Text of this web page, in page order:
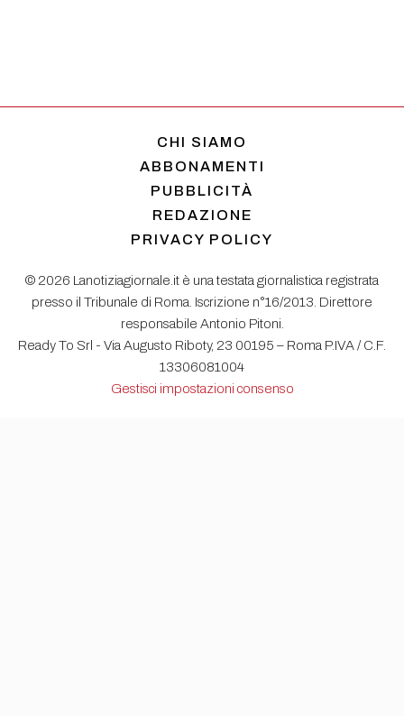
CHI SIAMO
ABBONAMENTI
PUBBLICITÀ
REDAZIONE
PRIVACY POLICY
© 2026 Lanotiziagiornale.it è una testata giornalistica registrata
presso il Tribunale di Roma. Iscrizione n°16/2013. Direttore
responsabile Antonio Pitoni.
Ready To Srl - Via Augusto Riboty, 23 00195 – Roma P.IVA / C.F.
13306081004
Gestisci impostazioni consenso